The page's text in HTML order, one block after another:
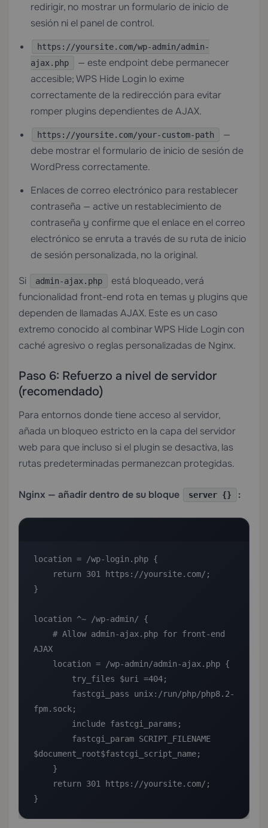
redirigir, no mostrar un formulario de inicio de
sesión ni el panel de control.
https://yoursite.com/wp-admin/admin-
ajax.php
— este endpoint debe permanecer
accesible; WPS Hide Login lo exime
correctamente de la redirección para evitar
romper plugins dependientes de AJAX.
https://yoursite.com/your-custom-path
—
debe mostrar el formulario de inicio de sesión de
WordPress correctamente.
Enlaces de correo electrónico para restablecer
contraseña — active un restablecimiento de
contraseña y confirme que el enlace en el correo
electrónico se enruta a través de su ruta de inicio
de sesión personalizada, no la original.
Si admin-ajax.php
está bloqueado, verá
funcionalidad front-end rota en temas y plugins que
dependen de llamadas AJAX. Este es un caso
extremo conocido al combinar WPS Hide Login con
caché agresivo o reglas personalizadas de Nginx.
Paso 6: Refuerzo a nivel de servidor
(recomendado)
Para entornos donde tiene acceso al servidor,
añada un bloqueo estricto en la capa del servidor
web para que incluso si el plugin se desactiva, las
rutas predeterminadas permanezcan protegidas.
Nginx — añadir dentro de su bloque server {} :
location = /wp-login.php {
}
location ^~ /wp-admin/ {
AJAX
fpm.sock;
$document_root$fastcgi_script_name;
}